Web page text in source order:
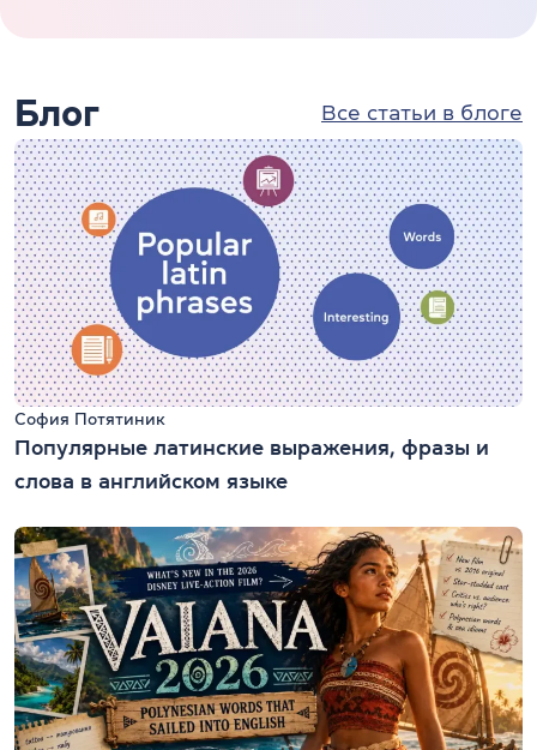
Блог Все статьи в блоге
София Потятиник
Популярные латинские выражения, фразы и
слова в английском языке